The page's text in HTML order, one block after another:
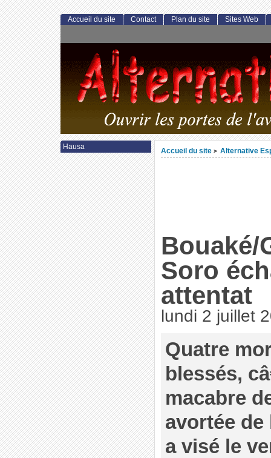
Accueil du site > Alternative
Bouaké/
Soro
attentat
lundi 2 juillet
Quatre
blessés,
macabre
avortée
a visé le
Accueil du site Contact Plan du site Sites Web
Hausa